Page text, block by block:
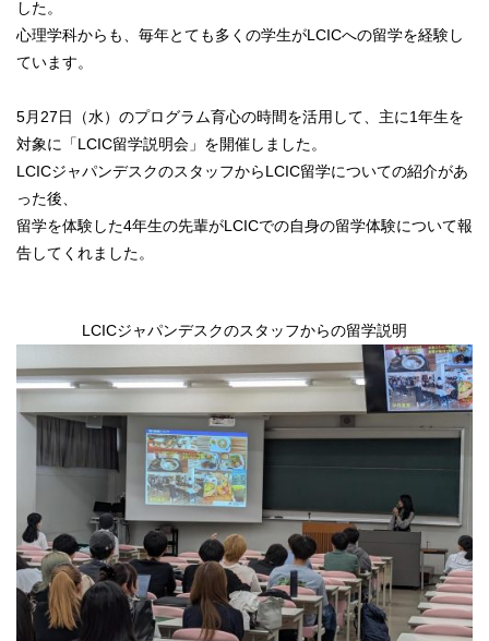
した。
心理学科からも、毎年とても多くの学生がLCICへの留学を経験し
ています。
5月27日（水）のプログラム育心の時間を活用して、主に1年生を
対象に「LCIC留学説明会」を開催しました。
LCICジャパンデスクのスタッフからLCIC留学についての紹介があ
った後、
留学を体験した4年生の先輩がLCICでの自身の留学体験について報
告してくれました。
LCICジャパンデスクのスタッフからの留学説明